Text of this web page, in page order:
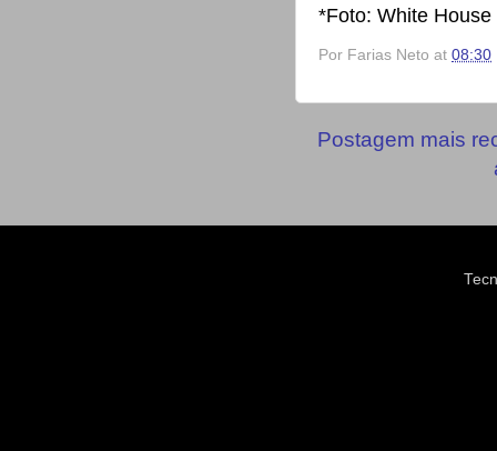
*Foto: White House
Por Farias Neto at 08:30
Postagem mais